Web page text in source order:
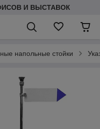
И ВЫСТАВОК
напольные стойки